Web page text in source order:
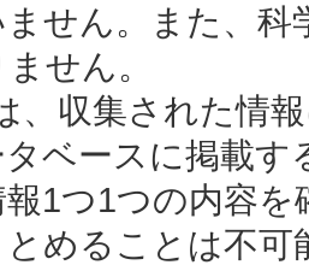
せん。また、
せん。
収集された情
ベースに掲載
1つ1つの内容
めることは不